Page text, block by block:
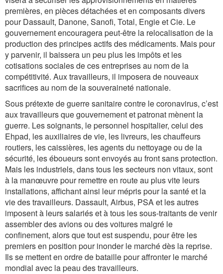
premières, en pièces détachées et en composants divers
pour Dassault, Danone, Sanofi, Total, Engie et Cie. Le
gouvernement encouragera peut-être la relocalisation de la
production des principes actifs des médicaments. Mais pour
y parvenir, il baissera un peu plus les impôts et les
cotisations sociales de ces entreprises au nom de la
compétitivité. Aux travailleurs, il imposera de nouveaux
sacrifices au nom de la souveraineté nationale.
Sous prétexte de guerre sanitaire contre le coronavirus, c’est
aux travailleurs que gouvernement et patronat mènent la
guerre. Les soignants, le personnel hospitalier, celui des
Ehpad, les auxiliaires de vie, les livreurs, les chauffeurs
routiers, les caissières, les agents du nettoyage ou de la
sécurité, les éboueurs sont envoyés au front sans protection.
Mais les industriels, dans tous les secteurs non vitaux, sont
à la manœuvre pour remettre en route au plus vite leurs
installations, affichant ainsi leur mépris pour la santé et la
vie des travailleurs. Dassault, Airbus, PSA et les autres
imposent à leurs salariés et à tous les sous-traitants de venir
assembler des avions ou des voitures malgré le
confinement, alors que tout est suspendu, pour être les
premiers en position pour inonder le marché dès la reprise.
Ils se mettent en ordre de bataille pour affronter le marché
mondial avec la peau des travailleurs.